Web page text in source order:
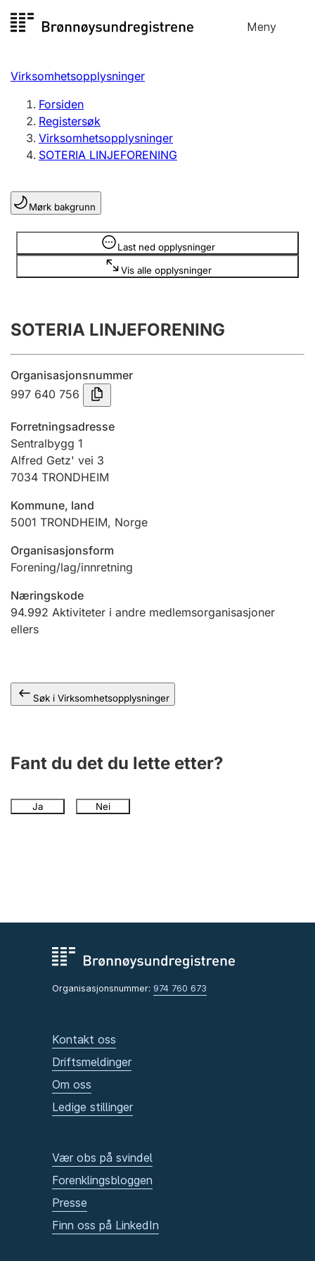
til
Meny
Registersøk
Aksjeselskap
Enkeltpersonforetak
Registrere, endre, slette
Lag og forening
Registrere, endre, slette
Årsregnskap
Innsending og forsinkelsesgebyr
Jeger
Betaling og jegeravgiftskort
Ektepaktveileder
Virksomhetsopplysninger
Forsiden
Registersøk
Virksomhetsopplysninger
SOTERIA LINJEFORENING
Mørk bakgrunn
Last ned opplysninger
Vis alle opplysninger
Opplysninger er skjult
SOTERIA LINJEFORENING
Organisasjonsnummer
997 640 756
Forretningsadresse
Sentralbygg 1
Alfred Getz' vei 3
7034 TRONDHEIM
Kommune, land
5001 TRONDHEIM, Norge
Organisasjonsform
Forening/lag/innretning
Næringskode
94.992 Aktiviteter i andre medlemsorganisasjoner
ellers
Søk i Virksomhetsopplysninger
Fant du det du lette etter?
Ja Nei
Organisasjonsnummer: 974 760 673
Kontakt oss
Driftsmeldinger
Om oss
Ledige stillinger
Vær obs på svindel
Forenklingsbloggen
Presse
Finn oss på LinkedIn